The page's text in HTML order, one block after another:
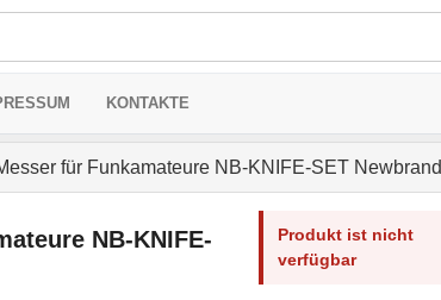
KONTAKTE
für Funkamateure NB-KNIFE-SET Newbrand
NB-KNIFE-
Produkt ist nicht
verfügbar